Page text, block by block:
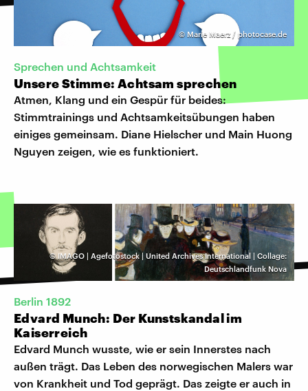
© Marie Maerz / photocase.de
Sprechen und Achtsamkeit
Unsere Stimme: Achtsam sprechen
Atmen, Klang und ein Gespür für beides:
Stimmtrainings und Achtsamkeitsübungen haben
einiges gemeinsam. Diane Hielscher und Main Huong
Nguyen zeigen, wie es funktioniert.
© IMAGO | Agefotostock | United Archives International | Collage:
Deutschlandfunk Nova
Berlin 1892
Edvard Munch: Der Kunstskandal im
Kaiserreich
Edvard Munch wusste, wie er sein Innerstes nach
außen trägt. Das Leben des norwegischen Malers war
von Krankheit und Tod geprägt. Das zeigte er auch in